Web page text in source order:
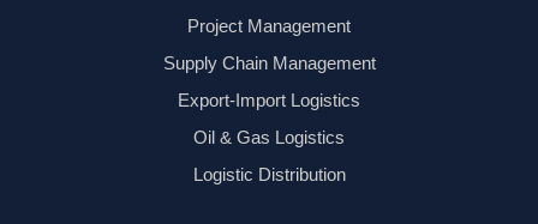
Project Management
Supply Chain Management
Export-Import Logistics
Oil & Gas Logistics
Logistic Distribution